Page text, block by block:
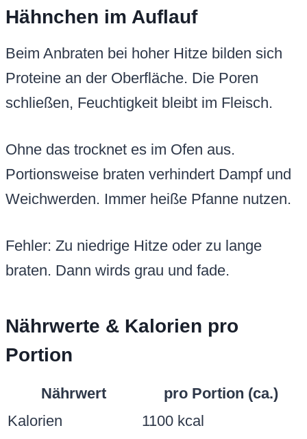
Hähnchen im Auflauf
Beim Anbraten bei hoher Hitze bilden sich
Proteine an der Oberfläche. Die Poren
schließen, Feuchtigkeit bleibt im Fleisch.
Ohne das trocknet es im Ofen aus.
Portionsweise braten verhindert Dampf und
Weichwerden. Immer heiße Pfanne nutzen.
Fehler: Zu niedrige Hitze oder zu lange
braten. Dann wirds grau und fade.
Nährwerte & Kalorien pro
Portion
Nährwert
pro Portion (ca.)
Kalorien
1100 kcal